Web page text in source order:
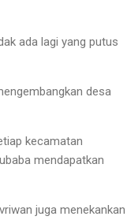
ada lagi yang putus
desa
kecamatan
mendapatkan
juga menekankan